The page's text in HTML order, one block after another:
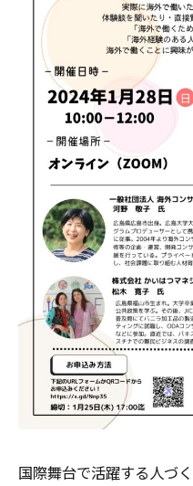
国際舞台で活躍する人づ